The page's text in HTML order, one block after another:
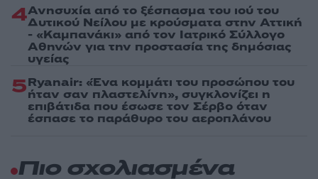
4Ανησυχία από το ξέσπασμα του ιού του
Δυτικού Νείλου με κρούσματα στην Αττική
- «Καμπανάκι» από τον Ιατρικό Σύλλογο
Αθηνών για την προστασία της δημόσιας
υγείας
5Ryanair: «Ένα κομμάτι του προσώπου του
ήταν σαν πλαστελίνη», συγκλονίζει η
επιβάτιδα που έσωσε τον Σέρβο όταν
έσπασε το παράθυρο του αεροπλάνου
Πιο σχολιασμένα